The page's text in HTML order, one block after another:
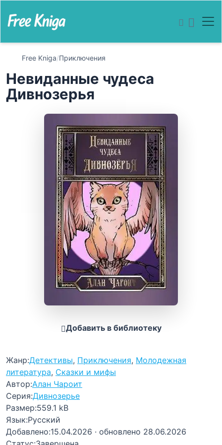
Free Kniga/Приключения
Невиданные чудеса
Дивнозерья
Добавить в библиотеку
Жанр:Детективы, Приключения, Молодежная
литература, Сказки и мифы
Автор:Алан Чароит
Серия:Дивнозерье
Размер:559.1 kB
Язык:Русский
Добавлено:15.04.2026 · обновлено 28.06.2026